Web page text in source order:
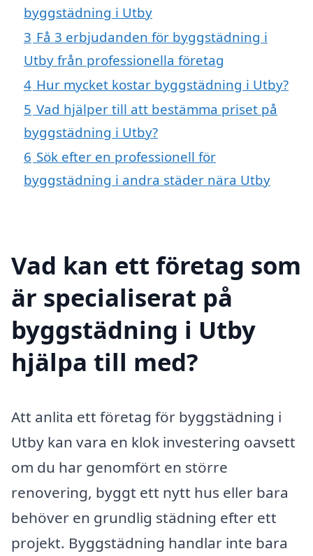
byggstädning i Utby
3 Få 3 erbjudanden för byggstädning i
Utby från professionella företag
4 Hur mycket kostar byggstädning i Utby?
5 Vad hjälper till att bestämma priset på
byggstädning i Utby?
6 Sök efter en professionell för
byggstädning i andra städer nära Utby
Vad kan ett företag som
är specialiserat på
byggstädning i Utby
hjälpa till med?
Att anlita ett företag för byggstädning i
Utby kan vara en klok investering oavsett
om du har genomfört en större
renovering, byggt ett nytt hus eller bara
behöver en grundlig städning efter ett
projekt. Byggstädning handlar inte bara